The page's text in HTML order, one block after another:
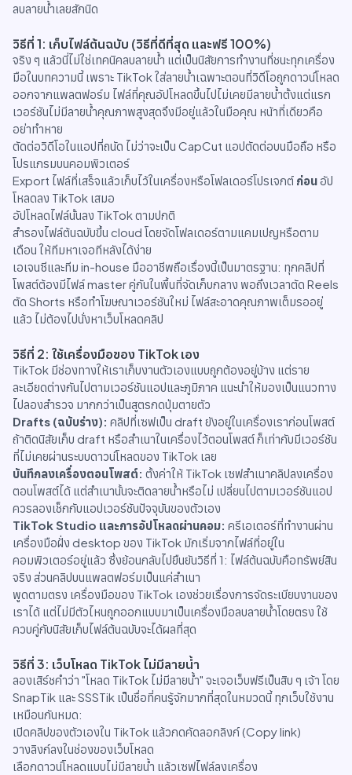
ลบลายน้ำเลยสักนิด
วิธีที่ 1: เก็บไฟล์ต้นฉบับ (วิธีที่ดีที่สุด และฟรี 100%)
จริง ๆ แล้วนี่ไม่ใช่เทคนิคลบลายน้ำ แต่เป็นนิสัยการทำงานที่ชนะทุกเครื่อง
มือในบทความนี้ เพราะ TikTok ใส่ลายน้ำเฉพาะตอนที่วิดีโอถูกดาวน์โหลด
ออกจากแพลตฟอร์ม ไฟล์ที่คุณอัปโหลดขึ้นไปไม่เคยมีลายน้ำตั้งแต่แรก
เวอร์ชันไม่มีลายน้ำคุณภาพสูงสุดจึงมีอยู่แล้วในมือคุณ หน้าที่เดียวคือ
อย่าทำหาย
ตัดต่อวิดีโอในแอปที่ถนัด ไม่ว่าจะเป็น CapCut แอปตัดต่อบนมือถือ หรือ
โปรแกรมบนคอมพิวเตอร์
Export ไฟล์ที่เสร็จแล้วเก็บไว้ในเครื่องหรือโฟลเดอร์โปรเจกต์ ก่อนอัป
โหลดลง TikTok เสมอ
อัปโหลดไฟล์นั้นลง TikTok ตามปกติ
สำรองไฟล์ต้นฉบับขึ้น cloud โดยจัดโฟลเดอร์ตามแคมเปญหรือตาม
เดือน ให้ทีมหาเจอทีหลังได้ง่าย
เอเจนซีและทีม in-house มืออาชีพถือเรื่องนี้เป็นมาตรฐาน: ทุกคลิปที่
โพสต์ต้องมีไฟล์ master คู่กันในพื้นที่จัดเก็บกลาง พอถึงเวลาตัด Reels
ตัด Shorts หรือทำโฆษณาเวอร์ชันใหม่ ไฟล์สะอาดคุณภาพเต็มรออยู่
แล้ว ไม่ต้องไปนั่งหาเว็บโหลดคลิป
วิธีที่ 2: ใช้เครื่องมือของ TikTok เอง
TikTok มีช่องทางให้เราเก็บงานตัวเองแบบถูกต้องอยู่บ้าง แต่ราย
ละเอียดต่างกันไปตามเวอร์ชันแอปและภูมิภาค แนะนำให้มองเป็นแนวทาง
ไปลองสำรวจ มากกว่าเป็นสูตรกดปุ่มตายตัว
Drafts (ฉบับร่าง): คลิปที่เซฟเป็น draft ยังอยู่ในเครื่องเราก่อนโพสต์
ถ้าติดนิสัยเก็บ draft หรือสำเนาในเครื่องไว้ตอนโพสต์ ก็เท่ากับมีเวอร์ชัน
ที่ไม่เคยผ่านระบบดาวน์โหลดของ TikTok เลย
บันทึกลงเครื่องตอนโพสต์: ตั้งค่าให้ TikTok เซฟสำเนาคลิปลงเครื่อง
ตอนโพสต์ได้ แต่สำเนานั้นจะติดลายน้ำหรือไม่ เปลี่ยนไปตามเวอร์ชันแอป
ควรลองเช็กกับแอปเวอร์ชันปัจจุบันของตัวเอง
TikTok Studio และการอัปโหลดผ่านคอม: ครีเอเตอร์ที่ทำงานผ่าน
เครื่องมือฝั่ง desktop ของ TikTok มักเริ่มจากไฟล์ที่อยู่ใน
คอมพิวเตอร์อยู่แล้ว ซึ่งย้อนกลับไปยืนยันวิธีที่ 1: ไฟล์ต้นฉบับคือทรัพย์สิน
จริง ส่วนคลิปบนแพลตฟอร์มเป็นแค่สำเนา
พูดตามตรง เครื่องมือของ TikTok เองช่วยเรื่องการจัดระเบียบงานของ
เราได้ แต่ไม่มีตัวไหนถูกออกแบบมาเป็นเครื่องมือลบลายน้ำโดยตรง ใช้
ควบคู่กับนิสัยเก็บไฟล์ต้นฉบับจะได้ผลที่สุด
วิธีที่ 3: เว็บโหลด TikTok ไม่มีลายน้ำ
ลองเสิร์ชคำว่า "โหลด TikTok ไม่มีลายน้ำ" จะเจอเว็บฟรีเป็นสิบ ๆ เจ้า โดย
SnapTik และ SSSTik เป็นชื่อที่คนรู้จักมากที่สุดในหมวดนี้ ทุกเว็บใช้งาน
เหมือนกันหมด:
เปิดคลิปของตัวเองใน TikTok แล้วกดคัดลอกลิงก์ (Copy link)
วางลิงก์ลงในช่องของเว็บโหลด
เลือกดาวน์โหลดแบบไม่มีลายน้ำ แล้วเซฟไฟล์ลงเครื่อง